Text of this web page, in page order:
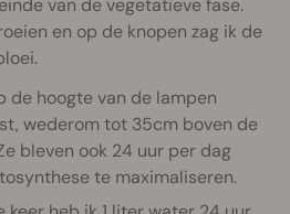
van de vegetatieve fase.
en op de knopen zag ik de
de hoogte van de lampen
wederom tot 35cm boven de
bleven ook 24 uur per dag
te maximaliseren.